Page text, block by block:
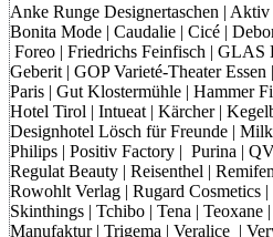
Anke Runge Designertaschen | Aktiv
Bonita Mode | Caudalie | Cicé |
Foreo | Friedrichs Feinfisch | GLAS
Geberit | GOP Varieté-Theater
Paris | Gut Klostermühle | Hammer
Hotel Tirol | Intueat | Kärcher |
Designhotel Lösch für Freunde |
Philips | Positiv Factory | Purina |
Regulat Beauty | Reisenthel |
Rowohlt Verlag | Rugard Cosmetics
Skinthings | Tchibo | Tena | Teoxane
Manufaktur | Trigema | Veralice |